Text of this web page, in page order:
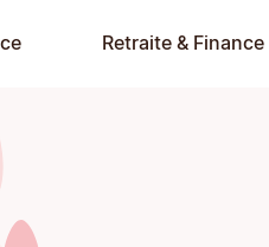
Retraite & Finance